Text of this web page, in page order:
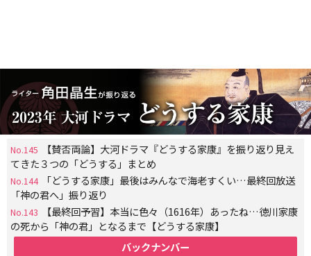
No.145
【賛否両論】大河ドラマ『どうする家康』を振り返り見え
てきた３つの「どうする」まとめ
No.144
「どうする家康」最後はみんなで海老すくい…最終回放送
「神の君へ」振り返り
No.143
【最終回予習】本当に色々（1616年）あったね…徳川家康
の死から「神の君」となるまで【どうする家康】
バックナンバー